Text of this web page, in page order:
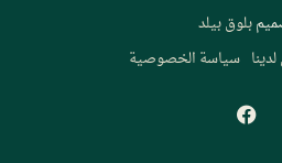
بلوق بيلد
سياسة الخصوصية
فيسبوك